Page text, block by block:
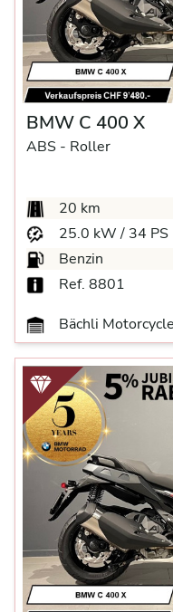
BMW C 400 X
ABS - Roller
20 km
25.0 kW / 34 PS
Benzin
Ref. 8801
Bächli